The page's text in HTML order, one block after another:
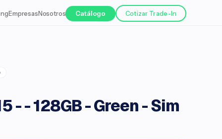
EmpresasNosotros Catálogo Cotizar Trade-In
- - 128GB - Green - Sim